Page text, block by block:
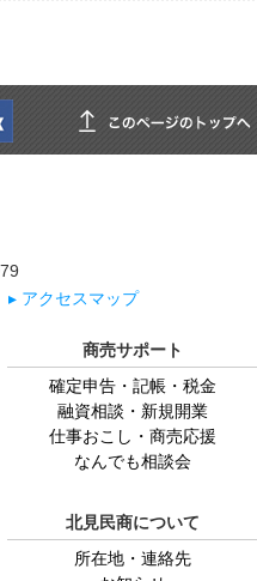
▸ アクセスマップ
商売サポート
確定申告・記帳・税金
融資相談・新規開業
仕事おこし・商売応援
なんでも相談会
北見民商について
所在地・連絡先